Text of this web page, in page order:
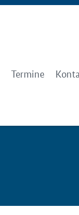
Termine